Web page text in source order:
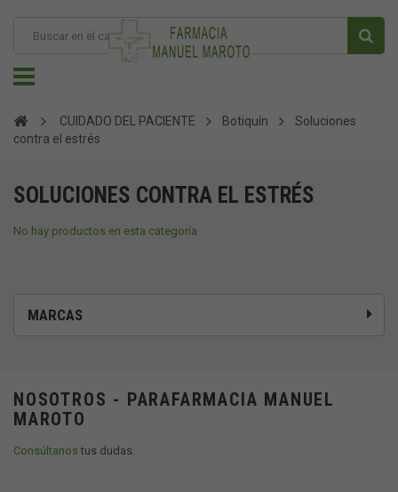
CUIDADO DEL PACIENTE Botiquín
Soluciones
contra el estrés
MARCAS
SOLUCIONES CONTRA EL ESTRÉS
No hay productos en esta categoría
NOSOTROS - PARAFARMACIA MANUEL
MAROTO
Consúltanostus dudas.